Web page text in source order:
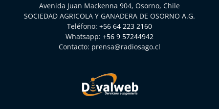
Avenida Juan Mackenna 904, Osorno, Chile
SOCIEDAD AGRICOLA Y GANADERA DE OSORNO A.G.
Teléfono: +56 64 223 2160
Whatsapp: +56 9 57244942
Contacto: prensa@radiosago.cl